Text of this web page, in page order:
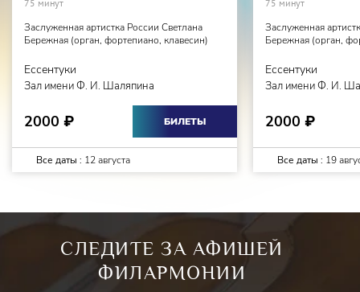
75 минут
Заслуженная артистка России Светлана
Бережная (орган, фортепиано, клавесин)
Ессентуки
Зал имени Ф. И. Шаляпина
2000 ₽ БИЛЕТЫ
Все даты : 12 августа
75 минут
Заслуженная
Бережная (орган,
Ессентуки
Зал имени Ф. И.
2000 ₽
Все даты : 19
СЛЕДИТЕ ЗА АФИШЕЙ
ФИЛАРМОНИИ